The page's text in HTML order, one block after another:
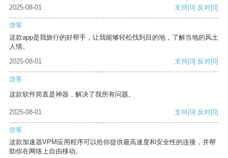
2025-08-01
支持[0] 反对[0]
游客
这款app是我旅行的好帮手，让我能够轻松找到目的地，了解当地的风土
人情。
2025-08-01
支持[0] 反对[0]
游客
这款软件简直是神器，解决了我所有问题。
2025-08-01 支持[0] 反对[0]
游客
这款加速器VPM应用程序可以给你提供最高速度和安全性的连接，并帮
助你在网络上自由移动。